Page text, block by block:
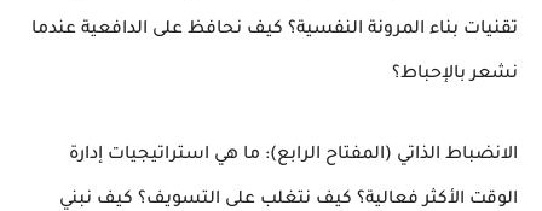
تقنيات بناء المرونة النفسية؟ كيف نحافظ على الدافعية عندما
نشعر بالإحباط؟
الانضباط الذاتي (المفتاح الرابع): ما هي استراتيجيات إدارة
الوقت الأكثر فعالية؟ كيف نتغلب على التسويف؟ كيف نبني